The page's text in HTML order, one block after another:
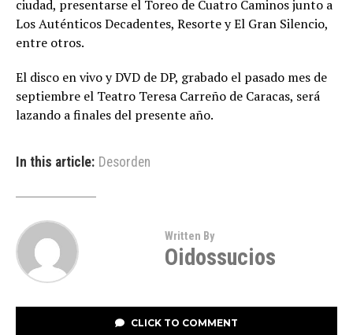
ciudad, presentarse el Toreo de Cuatro Caminos junto a
Los Auténticos Decadentes, Resorte y El Gran Silencio,
entre otros.
El disco en vivo y DVD de DP, grabado el pasado mes de
septiembre el Teatro Teresa Carreño de Caracas, será
lazando a finales del presente año.
In this article: Desorden
Written By
Oidossucios
CLICK TO COMMENT